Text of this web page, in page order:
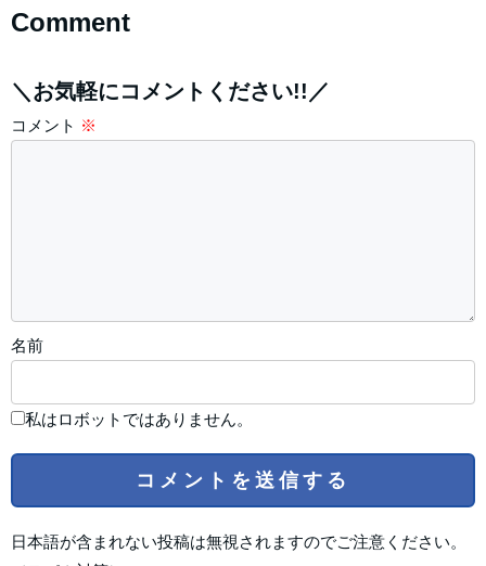
Comment
＼お気軽にコメントください!!／
コメント ※
名前
私はロボットではありません。
日本語が含まれない投稿は無視されますのでご注意ください。